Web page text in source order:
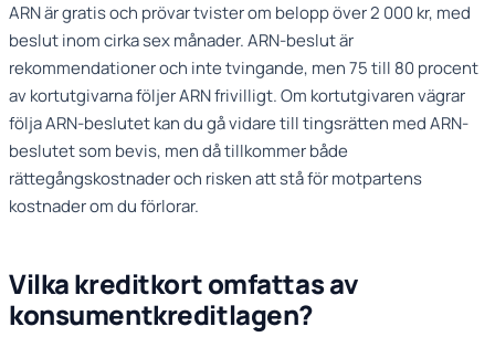
ARN är gratis och prövar tvister om belopp över 2 000 kr, med
beslut inom cirka sex månader. ARN-beslut är
rekommendationer och inte tvingande, men 75 till 80 procent
av kortutgivarna följer ARN frivilligt. Om kortutgivaren vägrar
följa ARN-beslutet kan du gå vidare till tingsrätten med ARN-
beslutet som bevis, men då tillkommer både
rättegångskostnader och risken att stå för motpartens
kostnader om du förlorar.
Vilka kreditkort omfattas av
konsumentkreditlagen?